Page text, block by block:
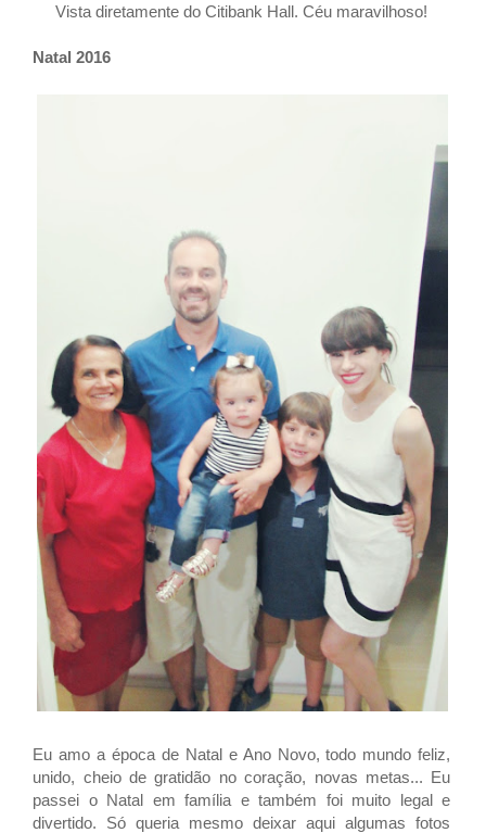
Vista diretamente do Citibank Hall. Céu maravilhoso!
Natal 2016
Eu amo a época de Natal e Ano Novo, todo mundo feliz,
unido, cheio de gratidão no coração, novas metas... Eu
passei o Natal em família e também foi muito legal e
divertido. Só queria mesmo deixar aqui algumas fotos